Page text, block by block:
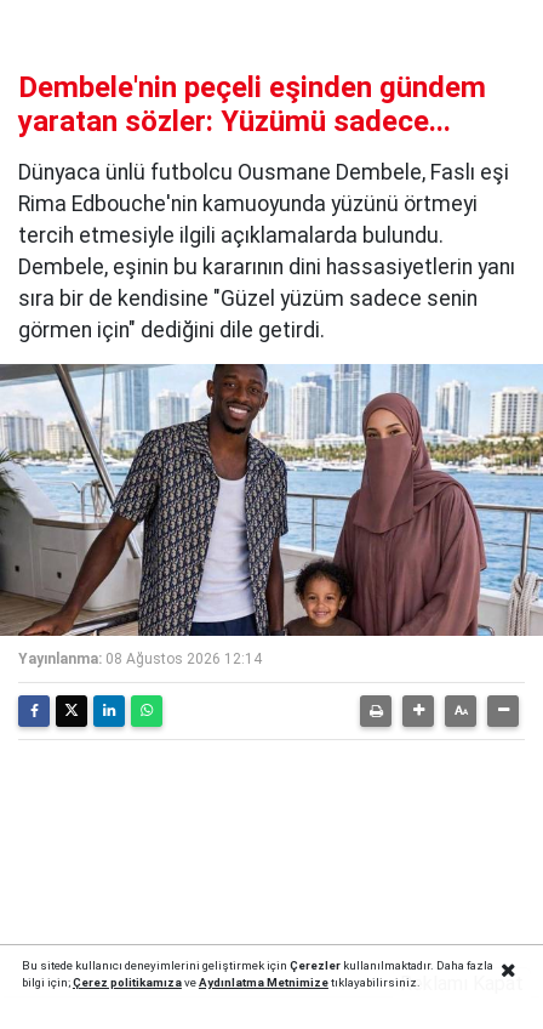
Dembele'nin peçeli eşinden gündem
yaratan sözler: Yüzümü sadece...
Dünyaca ünlü futbolcu Ousmane Dembele, Faslı eşi
Rima Edbouche'nin kamuoyunda yüzünü örtmeyi
tercih etmesiyle ilgili açıklamalarda bulundu.
Dembele, eşinin bu kararının dini hassasiyetlerin yanı
sıra bir de kendisine "Güzel yüzüm sadece senin
görmen için" dediğini dile getirdi.
Yayınlanma: 08 Ağustos 2026 12:14
Bu sitede kullanıcı deneyimlerini geliştirmek için Çerezlerkullanılmaktadır. Daha fazla
bilgi için;Çerez politikamızaveAydınlatma Metnimizetıklayabilirsiniz.Reklamı Kapat